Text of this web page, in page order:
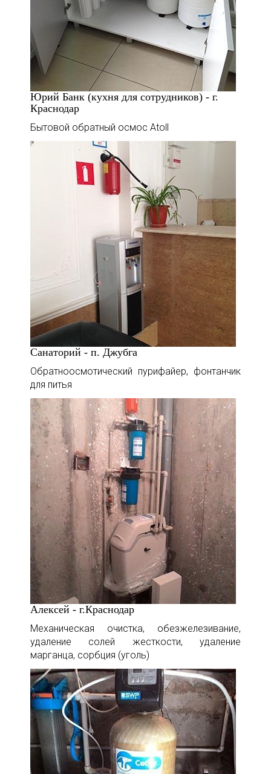
Юрий Банк (кухня для сотрудников) - г.
Краснодар
Бытовой обратный осмос Atoll
Санаторий - п. Джубга
Обратноосмотический пурифайер, фонтанчик
для питья
Алексей - г.Краснодар
Механическая очистка, обезжелезивание,
удаление солей жесткости, удаление
марганца, сорбция (уголь)